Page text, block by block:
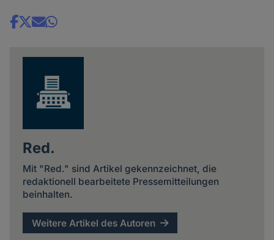
Share
Red.
Mit "Red." sind Artikel gekennzeichnet, die
redaktionell bearbeitete Pressemitteilungen
beinhalten.
Weitere Artikel des Autoren